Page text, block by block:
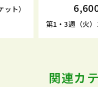
ト）
第1・3週（火
関連カ